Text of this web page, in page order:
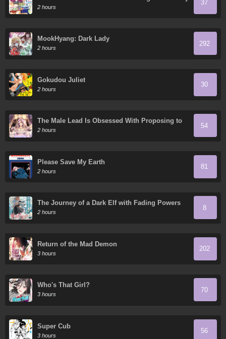
Crush Feels Bad for Rejecting Me!
2 hours
37
MookHyang: Dark Lady
2 hours
292
Gokudou Juliet
2 hours
30
The Male Lead Is Obsessed With Proposing to
Me
2 hours
54
Please Save My Earth
2 hours
81
The Journey of a Dark Elf with Fading Powers
2 hours
8
Return of the Mad Demon
3 hours
202
Who's That Girl?
3 hours
70
Super Cub
3 hours
56